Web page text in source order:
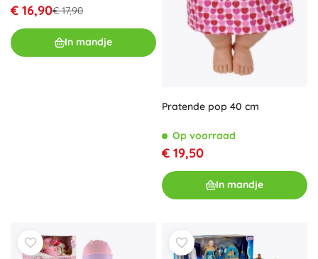
€ 16,90€ 17,90
In mandje
Pratende pop 40 cm
Op voorraad
€ 19,50
In mandje